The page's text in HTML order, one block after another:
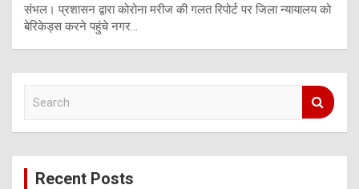
संभल। प्रशासन द्वारा कोरोना मरीज की गलत रिपोर्ट पर जिला न्यायालय को
बेरिकेड्स करने पहुंचे नगर…
c
Recent Posts